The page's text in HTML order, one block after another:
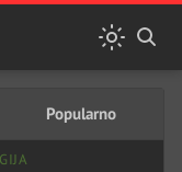
Popularno